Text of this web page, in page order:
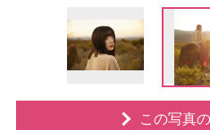
この写真